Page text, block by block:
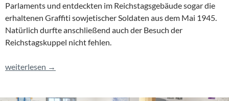
Parlaments und entdeckten im Reichstagsgebäude sogar die
erhaltenen Graffiti sowjetischer Soldaten aus dem Mai 1945.
Natürlich durfte anschließend auch der Besuch der
Reichstagskuppel nicht fehlen.
Wenn der Leistungskurs Geschichte eine Reise tut …
weiterlesen →